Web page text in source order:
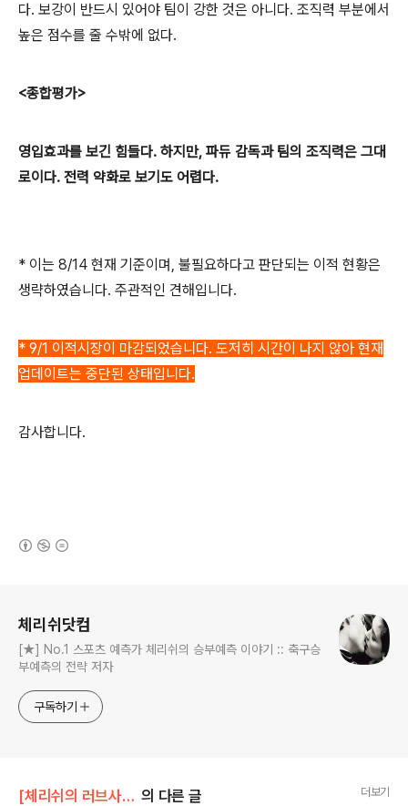
다. 보강이 반드시 있어야 팀이 강한 것은 아니다. 조직력 부분에서
높은 점수를 줄 수밖에 없다.
<종합평가>
영입효과를 보긴 힘들다. 하지만, 파듀 감독과 팀의 조직력은 그대
로이다. 전력 약화로 보기도 어렵다.
* 이는 8/14 현재 기준이며, 불필요하다고 판단되는 이적 현황은
생략하였습니다. 주관적인 견해입니다.
* 9/1 이적시장이 마감되었습니다. 도저히 시간이 나지 않아 현재
업데이트는 중단된 상태입니다.
감사합니다.
체리쉬닷컴
[★] No.1 스포츠 예측가 체리쉬의 승부예측 이야기 :: 축구승
부예측의 전략 저자
구독하기
[체리쉬의 러브사커]/이적시장 리포트 의 다른 글 더보기